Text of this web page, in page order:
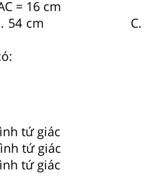
= 16 cm
54 cm C.
tứ giác
tứ giác
tứ giác